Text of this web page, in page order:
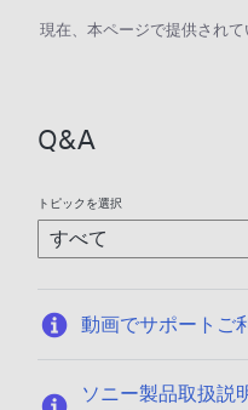
現在、本ページで提供されて
Q&A
トピックを選択
動画でサポートご
ソニー製品取扱説